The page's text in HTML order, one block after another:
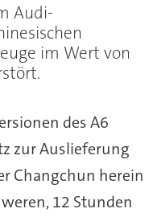
Audi-
im Wert von
des A6
zur Auslieferung
Changchun herein
12 Stunden